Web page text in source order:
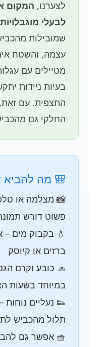
לצערנו, המקום
לבעלי מוגבלויות
שמובילות
עצמה, והשטח
מטיילים עם
בעיות ניידות
התצפית. עם זאת,
החלקי גם
🎒 מה
📸 מצלמה או
פשוט דורש
💧 בקבוק מים –
ברזים או קיוסק
🧢 כובע וקרם
במיוחד בשעות
👟 נעליים
תלול מהכביש
🧺 אפשר גם